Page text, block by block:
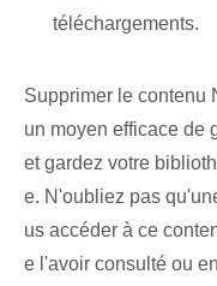
téléchargements.
Supprimer le contenu
un moyen⁤ efficace⁣ de
et gardez votre
e. N'oubliez pas
us accéder à ce
e l'avoir consulté ou